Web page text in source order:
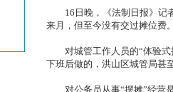
16日晚，《法制日报》记者
来月，但至今没有交过摊位费
对城管工作人员的“体验式
下班后做的，洪山区城管局甚
对公务员从事“摆摊”经营